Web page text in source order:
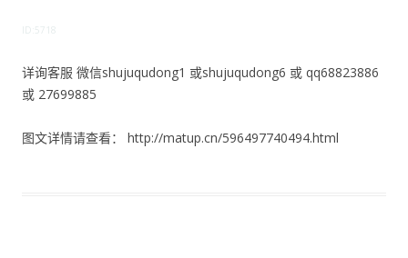
ID:5718
详询客服 微信shujuqudong1 或shujuqudong6 或 qq68823886
或 27699885
图文详情请查看： http://matup.cn/596497740494.html